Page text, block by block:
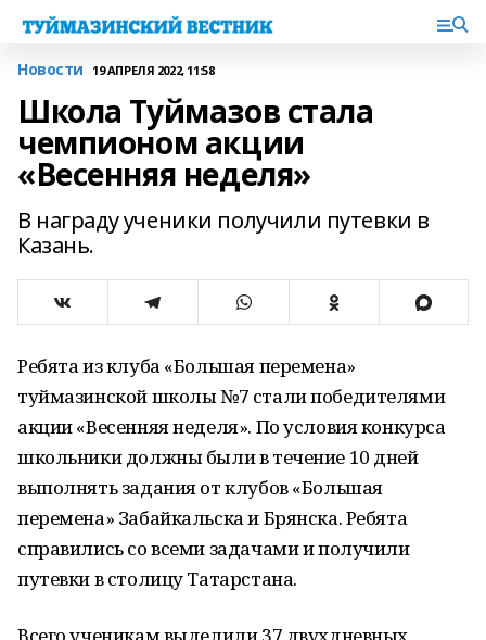
Новости 19 АПРЕЛЯ 2022, 11:58
Школа Туймазов стала
чемпионом акции
«Весенняя неделя»
В награду ученики получили путевки в
Казань.
Ребята из клуба «Большая перемена»
туймазинской школы №7 стали победителями
акции «Весенняя неделя». По условия конкурса
школьники должны были в течение 10 дней
выполнять задания от клубов «Большая
перемена» Забайкальска и Брянска. Ребята
справились со всеми задачами и получили
путевки в столицу Татарстана.